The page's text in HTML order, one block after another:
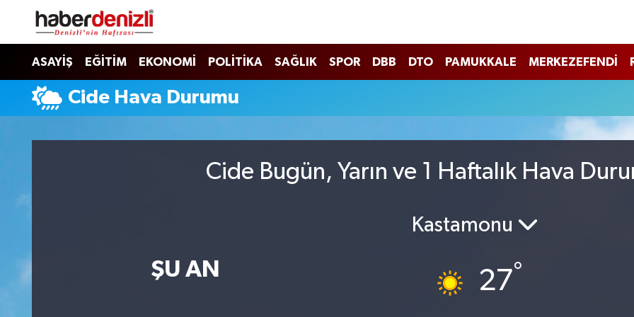
ASAYİŞ EĞİTİM EKONOMİ POLİTİKA SAĞLIK SPOR DBB DTO PAMUKKALE MERKEZEFENDİ
Cide Hava Durumu
Cide Bugün, Yarın ve 1 Haftalık Hava
ŞU AN
Kastamonu
27°
Denizli Nöbetçi Eczaneler
Denizli Hava Durumu